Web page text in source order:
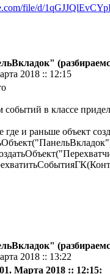
file/d/
2018 :: 12:15
событий в классе
где и раньше объект
2018 :: 13:22
01. Марта 2018 :: 12:15: